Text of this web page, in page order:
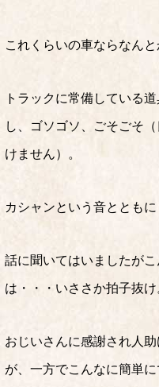
これくらいの車ならなんと
トラックに常備している
し、ゴソゴソ、ごそごそ
けません）。
カシャンという音ととも
話に聞いてはいましたが
は・・・いささか拍子抜け
おじいさんに感謝され人
が、一方でこんなに簡単